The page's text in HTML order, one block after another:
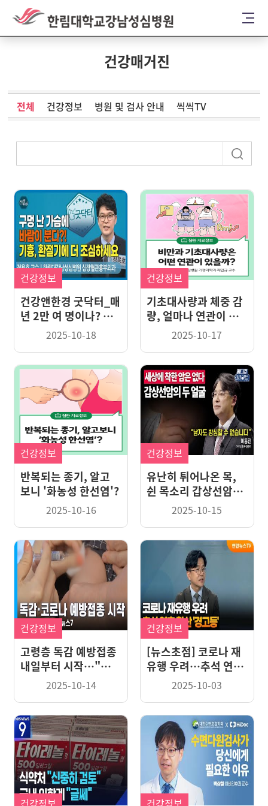
건강매거진
전체 건강정보 병원 및 검사 안내 씩씩TV
건강정보
건강앤한경 굿닥터_매
년 2만 여 명이나? 잦
은 재발 막는 기흉 예
2025-10-18
건강정보
기초대사량과 체중 감
량, 얼마나 연관이 있
2025-10-17
건강정보
반복되는 종기, 알고
보니 '화농성 한선염'?
2025-10-16
건강정보
유난히 튀어나온 목,
쉰 목소리 갑상선암을
의심해라!2025-10-15
건강정보
고령층 독감 예방접종
내일부터 시작…"코로
나 백신도 같이 맞으세
2025-10-14
건강정보
[뉴스초점] 코로나 재
유행 우려…추석 연휴
확산 '경고등'
2025-10-03
건강정보 건강정보